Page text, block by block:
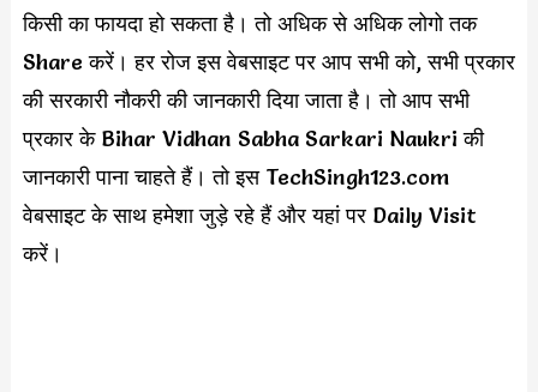
किसी का फायदा हो सकता है। तो अधिक से अधिक लोगो तक
Share करें। हर रोज इस वेबसाइट पर आप सभी को, सभी प्रकार
की सरकारी नौकरी की जानकारी दिया जाता है। तो आप सभी
प्रकार के Bihar Vidhan Sabha Sarkari Naukri की
जानकारी पाना चाहते हैं। तो इस TechSingh123.com
वेबसाइट के साथ हमेशा जुड़े रहे हैं और यहां पर Daily Visit
करें।